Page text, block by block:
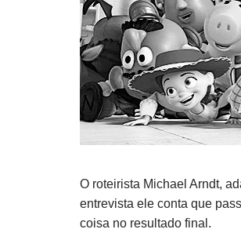
O roteirista Michael Arndt,
entrevista ele conta que
coisa no resultado final.